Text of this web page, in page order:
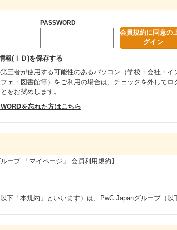
PASSWORD
報(ＩＤ)を保存する
三者が使用する可能性のあるパソコン（学校・会社・イ
ェ・図書館等）をご利用の場合は、チェックを外してロ
をお奨めします。
を忘れた方はこちら
ループ 「マイページ」 会員利用規約】
下「本規約」といいます）は、PwC Japanグループ（以